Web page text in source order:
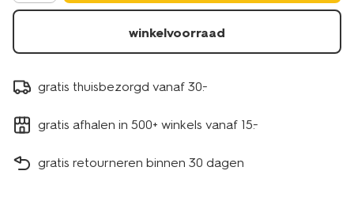
winkelvoorraad
gratis thuisbezorgd vanaf 30.-
gratis afhalen in 500+ winkels vanaf 15.-
gratis retourneren binnen 30 dagen